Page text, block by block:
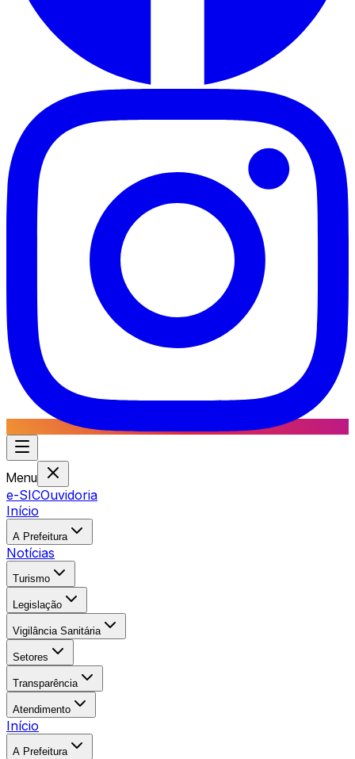
Menu
e-SICOuvidoria
Início
A Prefeitura
Notícias
Turismo
Legislação
Vigilância Sanitária
Setores
Transparência
Atendimento
Início
A Prefeitura